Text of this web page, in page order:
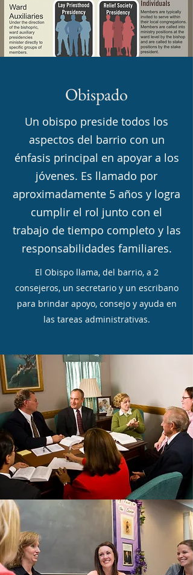
Obispado
Un obispo preside todos los
aspectos del barrio con un
énfasis principal en apoyar a los
jóvenes. Es llamado por
aproximadamente 5 años y logra
cumplir el rol junto con el
trabajo de tiempo completo y las
responsabilidades familiares.
El Obispo llama, del barrio, a 2
consejeros, un secretario y un escribano
para brindar apoyo, consejo y ayuda en
las tareas administrativas.